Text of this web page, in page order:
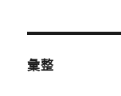
彙整